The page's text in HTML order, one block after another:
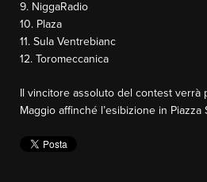
9. NiggaRadio
10. Plaza
11. Sula Ventrebianc
12. Toromeccanica
Il vincitore assoluto del contest verrà
Maggio affinché l’esibizione in